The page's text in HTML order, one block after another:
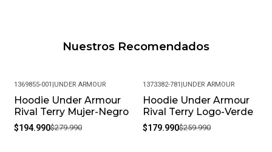
Nuestros Recomendados
-30%
1369855-001 UNDER ARMOUR
Hoodie Under Armour
Rival Terry Mujer-Negro
$194.990$279.990
-31%
1373382-781 UNDER ARMOUR
Hoodie Under Armour
Rival Terry Logo-Verde
$179.990$259.990